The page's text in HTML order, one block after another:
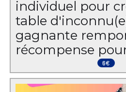
individuel pour
table
gagnante
récompense
6€